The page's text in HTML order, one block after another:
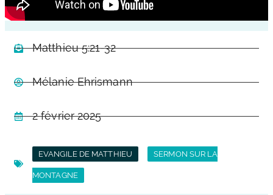
Matthieu 5:21-32
Mélanie Ehrismann
2 février 2025
EVANGILE DE MATTHIEU SERMON SUR LA
MONTAGNE